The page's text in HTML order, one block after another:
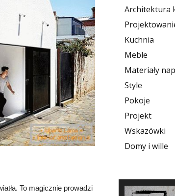
To magicznie prowadzi
Architektura
Kuchnia
Meble
Materiały
Style
Pokoje
Projekt
Wskazówki
Domy i wille